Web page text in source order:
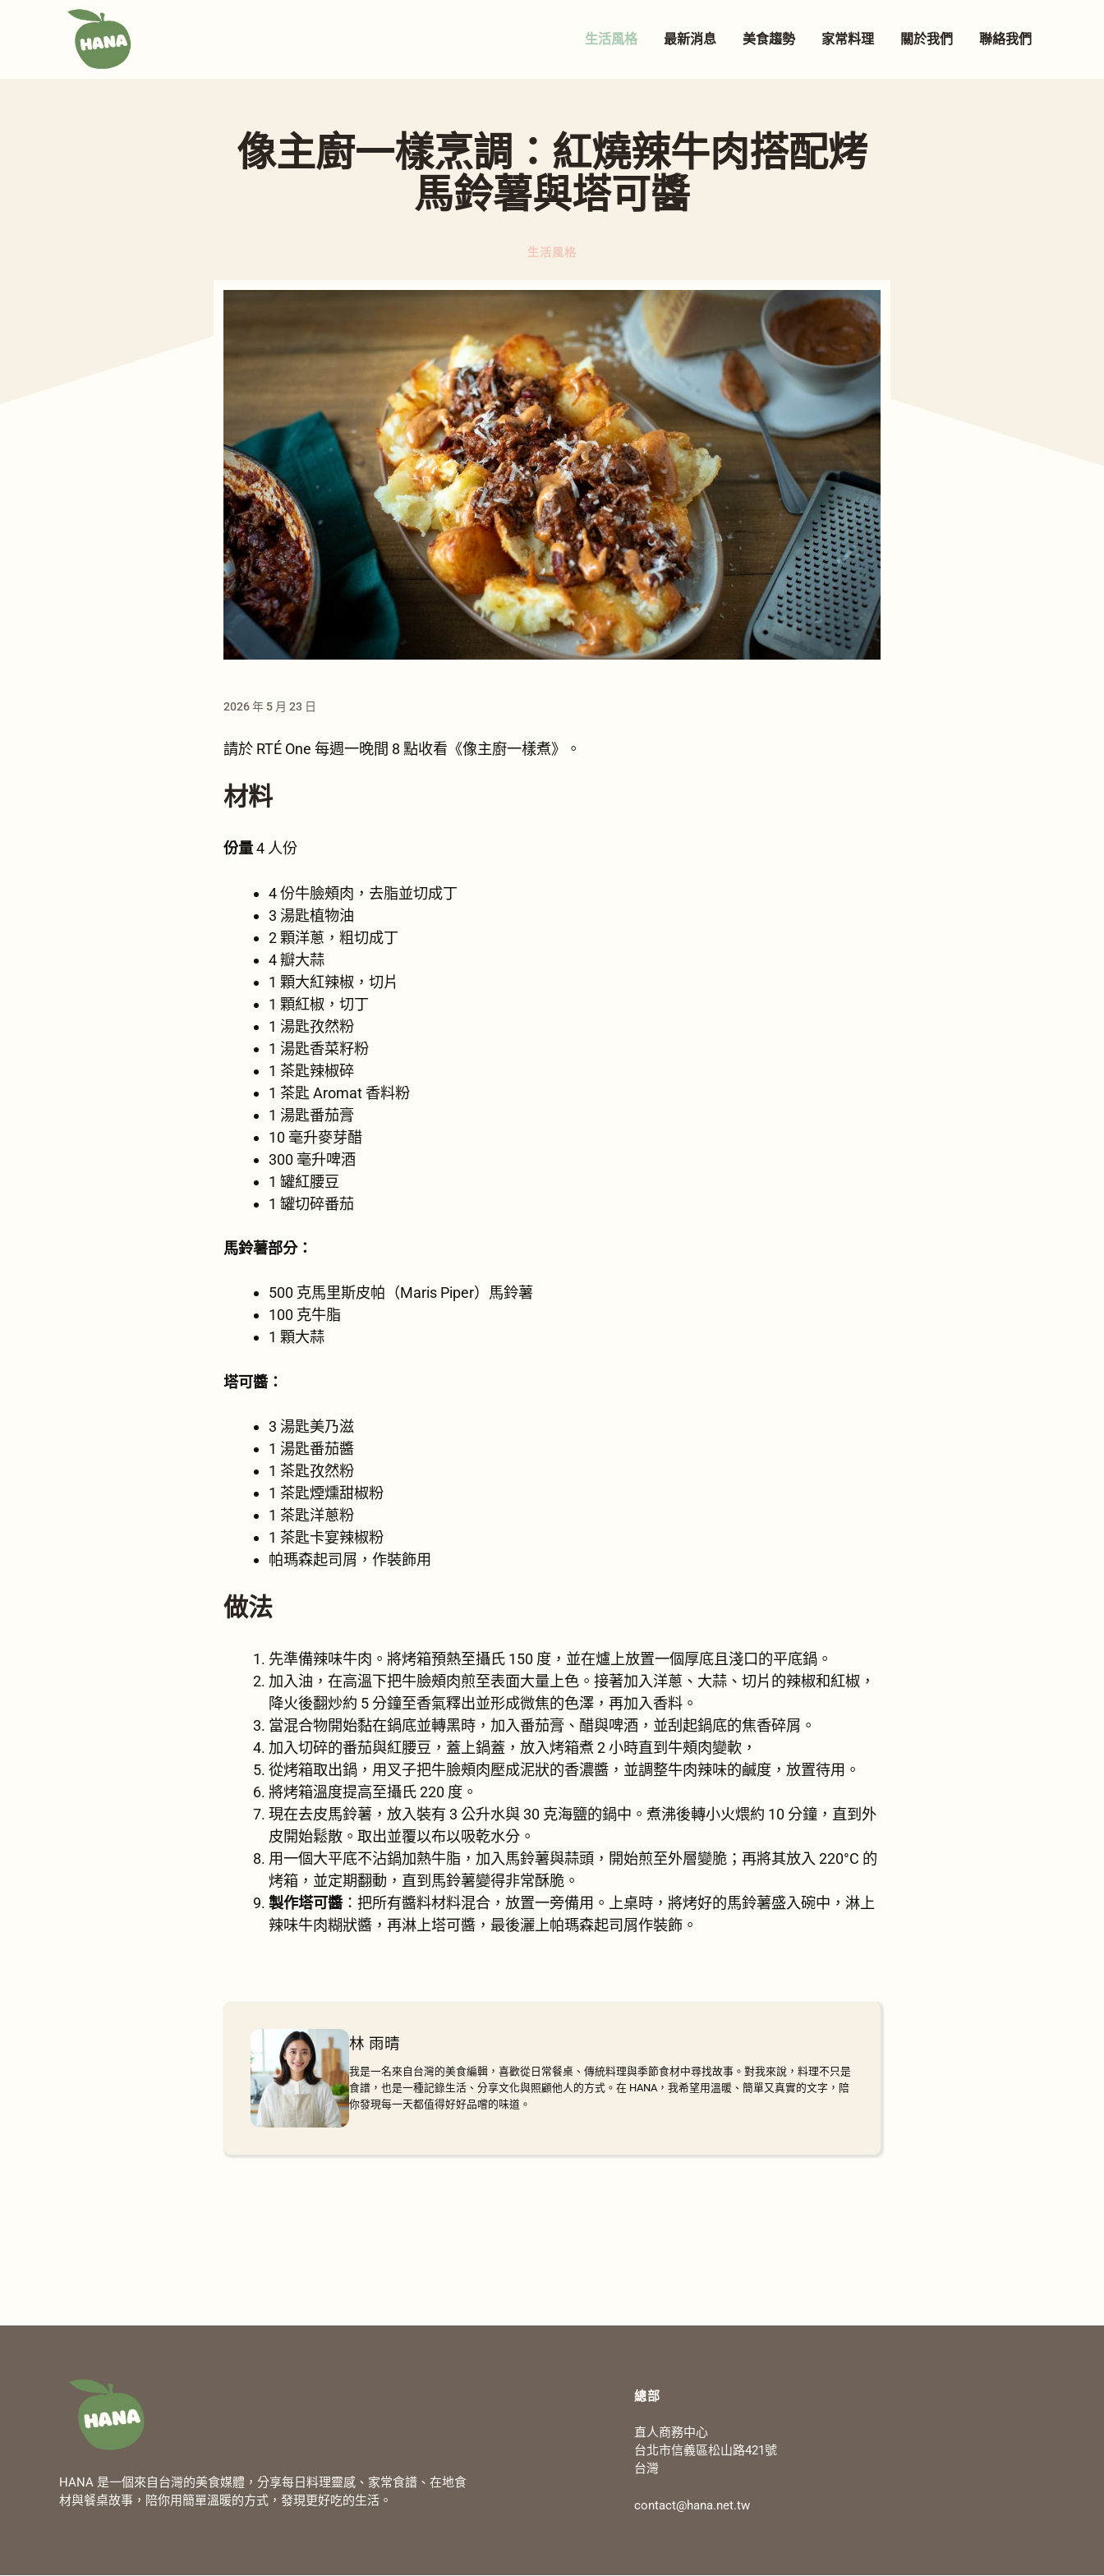
生活風格 最新消息 美食趨勢 家常料理 關於我們 聯絡我們
像主廚一樣烹調：紅燒辣牛肉搭配烤
馬鈴薯與塔可醬
生活風格
2026 年 5 月 23 日
請於 RTÉ One 每週一晚間 8 點收看《像主廚一樣煮》。
材料
份量4 人份
4 份牛臉頰肉，去脂並切成丁
3 湯匙植物油
2 顆洋蔥，粗切成丁
4 瓣大蒜
1 顆大紅辣椒，切片
1 顆紅椒，切丁
1 湯匙孜然粉
1 湯匙香菜籽粉
1 茶匙辣椒碎
1 茶匙 Aromat 香料粉
1 湯匙番茄膏
10 毫升麥芽醋
300 毫升啤酒
1 罐紅腰豆
1 罐切碎番茄
馬鈴薯部分：
500 克馬里斯皮帕（Maris Piper）馬鈴薯
100 克牛脂
1 顆大蒜
塔可醬：
3 湯匙美乃滋
1 湯匙番茄醬
1 茶匙孜然粉
1 茶匙煙燻甜椒粉
1 茶匙洋蔥粉
1 茶匙卡宴辣椒粉
帕瑪森起司屑，作裝飾用
做法
先準備辣味牛肉。將烤箱預熱至攝氏 150 度，並在爐上放置一個厚底且淺口的平底鍋。
加入油，在高溫下把牛臉頰肉煎至表面大量上色。接著加入洋蔥、大蒜、切片的辣椒和紅椒，
降火後翻炒約 5 分鐘至香氣釋出並形成微焦的色澤，再加入香料。
當混合物開始黏在鍋底並轉黑時，加入番茄膏、醋與啤酒，並刮起鍋底的焦香碎屑。
加入切碎的番茄與紅腰豆，蓋上鍋蓋，放入烤箱煮 2 小時直到牛頰肉變軟，
從烤箱取出鍋，用叉子把牛臉頰肉壓成泥狀的香濃醬，並調整牛肉辣味的鹹度，放置待用。
將烤箱溫度提高至攝氏 220 度。
現在去皮馬鈴薯，放入裝有 3 公升水與 30 克海鹽的鍋中。煮沸後轉小火煨約 10 分鐘，直到外
皮開始鬆散。取出並覆以布以吸乾水分。
用一個大平底不沾鍋加熱牛脂，加入馬鈴薯與蒜頭，開始煎至外層變脆；再將其放入 220°C 的
烤箱，並定期翻動，直到馬鈴薯變得非常酥脆。
製作塔可醬：把所有醬料材料混合，放置一旁備用。上桌時，將烤好的馬鈴薯盛入碗中，淋上
辣味牛肉糊狀醬，再淋上塔可醬，最後灑上帕瑪森起司屑作裝飾。
林 雨晴
我是一名來自台灣的美食編輯，喜歡從日常餐桌、傳統料理與季節食材中尋找故事。對我來說，料理不只是
食譜，也是一種記錄生活、分享文化與照顧他人的方式。在 HANA，我希望用溫暖、簡單又真實的文字，陪
你發現每一天都值得好好品嚐的味道。
HANA 是一個來自台灣的美食媒體，分享每日料理靈感、家常食譜、在地食
材與餐桌故事，陪你用簡單溫暖的方式，發現更好吃的生活。
總部
直人商務中心
台北市信義區松山路421號
台灣
contact@hana.net.tw